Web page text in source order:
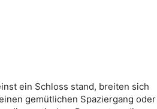
ein Schloss stand, breiten sich
gemütlichen Spaziergang oder